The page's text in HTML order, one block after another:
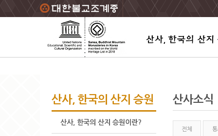
주요메뉴 바로가기
본문 바로가기
하단메뉴 바로가기
산사, 한국의 산지 승원
산사, 한국의 산지 승원이란?
산사소식
전체 통